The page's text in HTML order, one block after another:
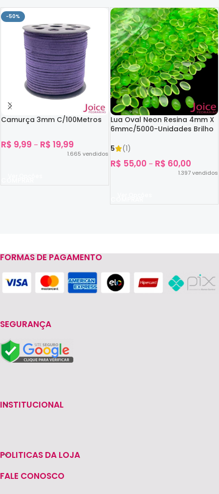
-50%
Camurça 3mm C/100Metros
R$ 9,99 – R$ 19,99
1.665 vendidos
Lua Oval Neon Resina 4mm X
6mmc/5000-Unidades Brilho
5
(1)
R$ 55,00 – R$ 60,00
1.397vendidos
Read more
FORMAS DE PAGAMENTO
SEGURANÇA
INSTITUCIONAL
POLITICAS DA LOJA
FALE CONOSCO